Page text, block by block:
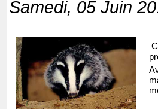
Samedi, 05 Juin